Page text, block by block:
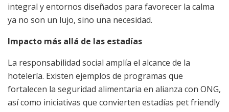
integral y entornos diseñados para favorecer la calma
ya no son un lujo, sino una necesidad.
Impacto más allá de las estadías
La responsabilidad social amplía el alcance de la
hotelería. Existen ejemplos de programas que
fortalecen la seguridad alimentaria en alianza con ONG,
así como iniciativas que convierten estadías pet friendly